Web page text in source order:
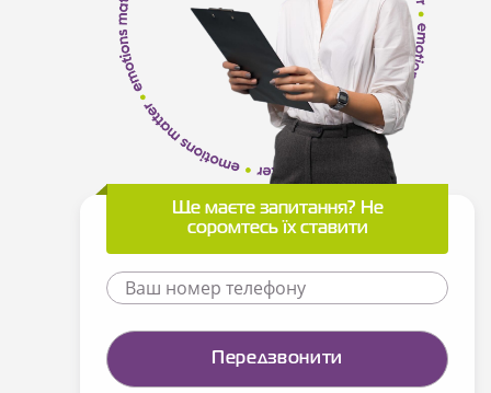
Ще маєте запитання? Не
соромтесь їх ставити